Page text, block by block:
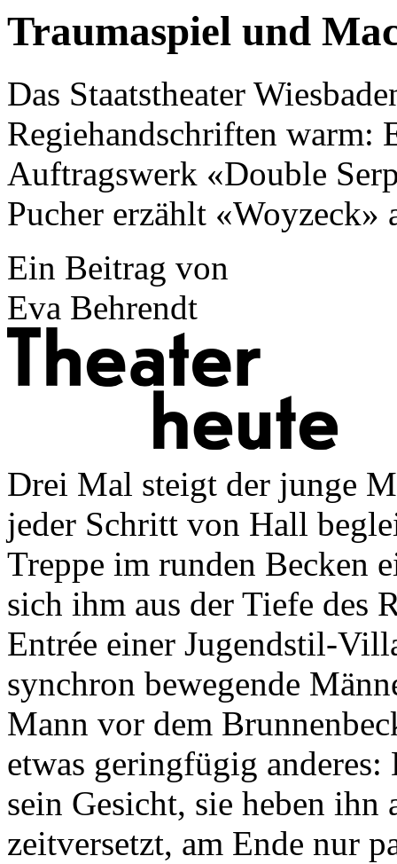
Traumaspiel und
Das Staatstheater
Regiehandschriften warm:
Auftragswerk «Double
Pucher erzählt
Ein Beitrag von
Eva Behrendt
Drei Mal steigt der junge
jeder Schritt von Hall
Treppe im runden Becken
sich ihm aus der Tiefe des
Entrée einer Jugendstil-
synchron bewegende
Mann vor dem
etwas geringfügig
sein Gesicht, sie heben
zeitversetzt, am Ende nur